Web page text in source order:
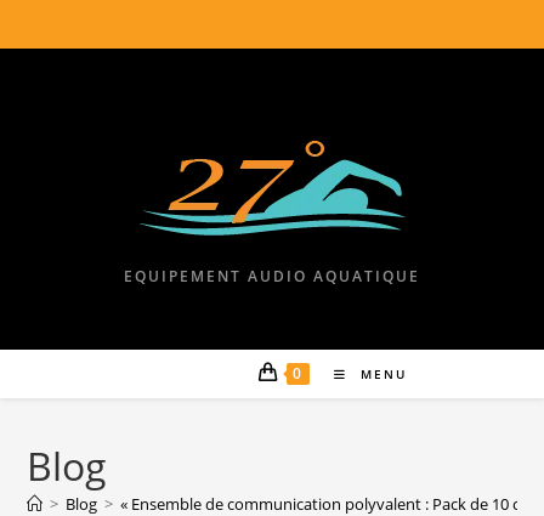
EQUIPEMENT AUDIO AQUATIQUE
0 MENU
Blog
> Blog > « Ensemble de communication polyvalent : Pack de 10